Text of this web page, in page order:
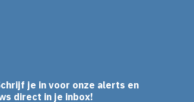
je in voor onze alerts en
direct in je inbox!